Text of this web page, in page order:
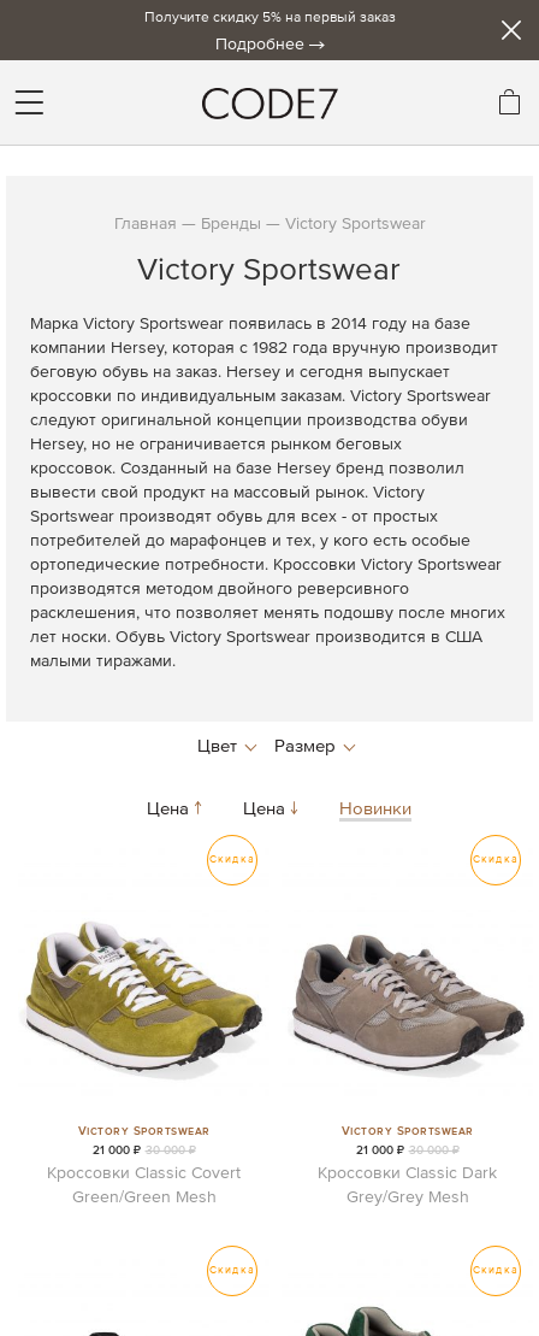
Получите скидку 5% на первый заказ
Подробнее
Главная Бренды Victory Sportswear
Victory Sportswear
Марка Victory Sportswear появилась в 2014 году на базе
компании Hersey, которая с 1982 года вручную производит
беговую обувь на заказ. Hersey и сегодня выпускает
кроссовки по индивидуальным заказам. Victory Sportswear
следуют оригинальной концепции производства обуви
Hersey, но не ограничивается рынком беговых
кроссовок. Созданный на базе Hersey бренд позволил
вывести свой продукт на массовый рынок. Victory
Sportswear производят обувь для всех - от простых
потребителей до марафонцев и тех, у кого есть особые
ортопедические потребности. Кроссовки Victory Sportswear
производятся методом двойного реверсивного
расклешения, что позволяет менять подошву после многих
лет носки. Обувь Victory Sportswear производится в США
малыми тиражами.
Цена Цена Новинки
Скидка
Victory Sportswear
21 000 ₽ 30 000 ₽
Кроссовки Classic Covert
Green/Green Mesh
Скидка
Victory Sportswear
21 000 ₽ 30 000 ₽
Кроссовки Classic Dark
Grey/Grey Mesh
Скидка Скидка